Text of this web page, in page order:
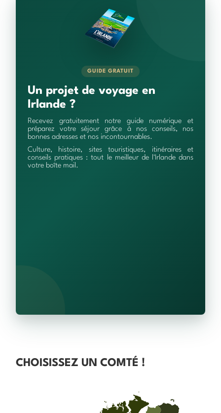
GUIDE GRATUIT
Un projet de voyage en
Irlande ?
Recevez gratuitement notre guide numérique et
préparez votre séjour grâce à nos conseils, nos
bonnes adresses et nos incontournables.
Culture, histoire, sites touristiques, itinéraires et
conseils pratiques : tout le meilleur de l'Irlande dans
votre boîte mail.
CHOISISSEZ UN COMTÉ !